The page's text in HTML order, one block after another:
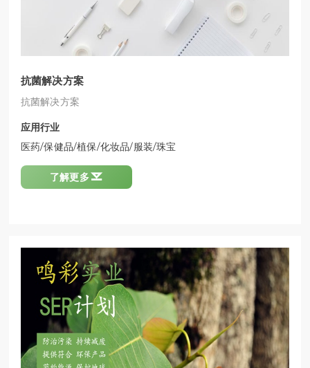
抗菌解决方案
抗菌解决方案
应用行业
医药/保健品/植保/化妆品/服装/珠宝
了解更多